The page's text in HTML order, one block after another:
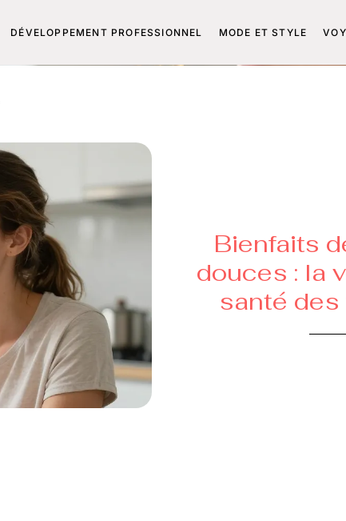
DÉVELOPPEMENT PROFESSIONNEL MODE ET STYLE
Bienfaits
douces : la
santé